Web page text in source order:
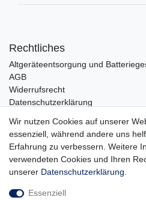
Rechtliches
Altgeräteentsorgung und
AGB
Widerrufsrecht
Datenschutzerklärung
Impressum
Service
Zahlungsarten
Lieferung und Abholung
Unternehmen
Wir nutzen Cookies auf unserer
essenziell, während andere uns
Erfahrung zu verbessern. Weitere
verwendeten Cookies und Ihren
unserer Daten­schutz­erklärung
Essenziell